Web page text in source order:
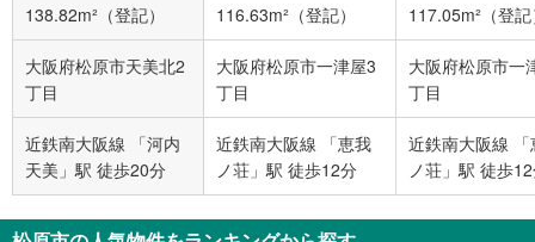
138.82m²（登記） 116.63m²（登記） 117.05m²（登
大阪府松原市天美北2
丁目
大阪府松原市一津屋3
丁目
大阪府松原市一
丁目
近鉄南大阪線 「河内
天美」駅 徒歩20分
近鉄南大阪線 「恵我
ノ荘」駅 徒歩12分
近鉄南大阪線 「
ノ荘」駅 徒歩